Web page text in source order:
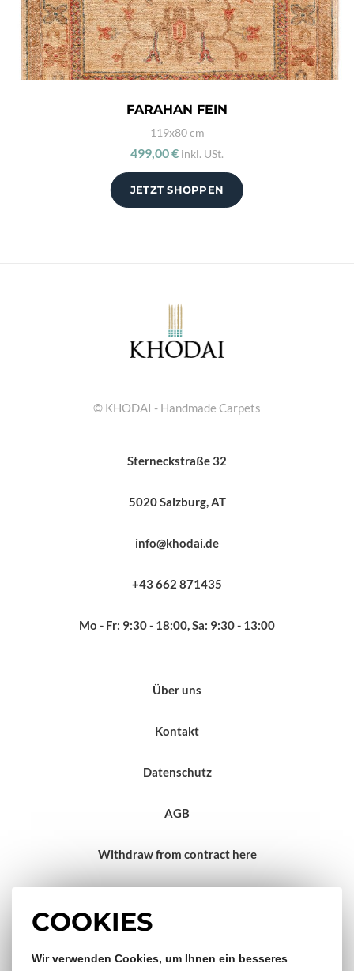
JETZT SHOPPEN
FARAHAN FEIN
119x80 cm
499,00 € inkl. USt.
COOKIES
Wir verwenden Cookies, um Ihnen ein besseres
© KHODAI - Handmade Carpets
Sterneckstraße 32
5020 Salzburg, AT
info@khodai.de
+43 662 871435
Mo - Fr: 9:30 - 18:00, Sa: 9:30 - 13:00
Über uns
Kontakt
Datenschutz
AGB
Withdraw from contract here
Gratis Versand & Rückversand